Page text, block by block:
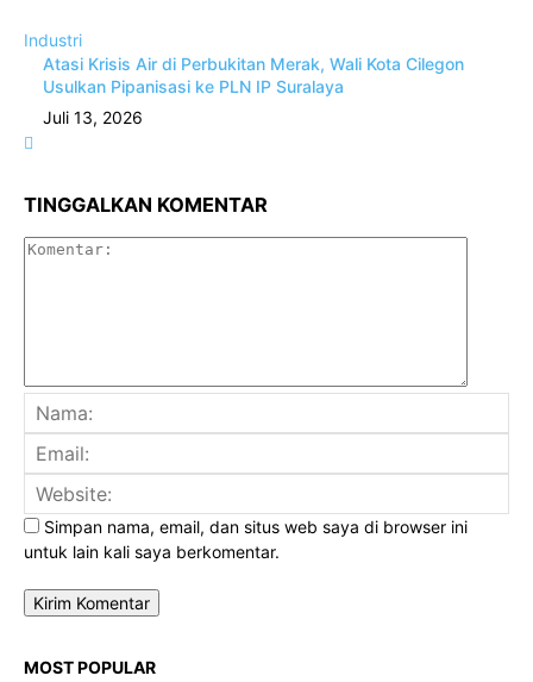
Industri
Atasi Krisis Air di Perbukitan Merak, Wali Kota Cilegon
Usulkan Pipanisasi ke PLN IP Suralaya
Juli 13, 2026
TINGGALKAN KOMENTAR
Simpan nama, email, dan situs web saya di browser ini
untuk lain kali saya berkomentar.
MOST POPULAR